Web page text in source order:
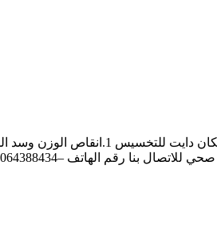
واتس اب – 01064388434 التوصيل جميع المحافظات راحة – سرعة – امان الدفع عند الاستلام